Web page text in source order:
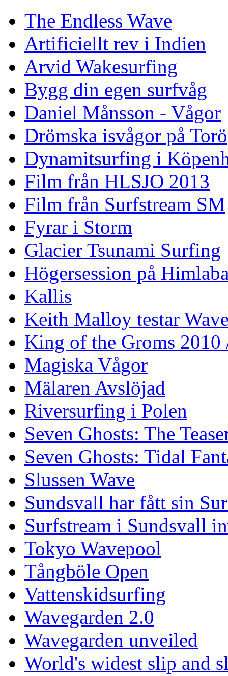
The Endless Wave
Artificiellt rev i Indien
Arvid Wakesurfing
Bygg din egen surfvåg
Daniel Månsson - Vågor
Drömska isvågor på Torö
Dynamitsurfing i
Film från HLSJO 2013
Film från Surfstream SM
Fyrar i Storm
Glacier Tsunami Surfing
Högersession på
Kallis
Keith Malloy testar
King of the Groms
Magiska Vågor
Mälaren Avslöjad
Riversurfing i Polen
Seven Ghosts: The
Seven Ghosts: Tidal
Slussen Wave
Sundsvall har fått sin
Surfstream i Sundsvall
Tokyo Wavepool
Tångböle Open
Vattenskidsurfing
Wavegarden 2.0
Wavegarden unveiled
World's widest slip and